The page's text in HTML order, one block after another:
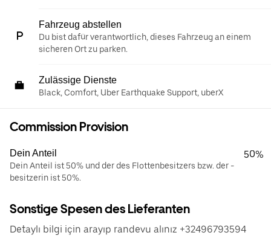
Fahrzeug abstellen
Du bist dafür verantwortlich, dieses Fahrzeug an einem
sicheren Ort zu parken.
Zulässige Dienste
Black, Comfort, Uber Earthquake Support, uberX
Commission Provision
Dein Anteil
Dein Anteil ist 50% und der des Flottenbesitzers bzw. der -
besitzerin ist 50%.
50%
Sonstige Spesen des Lieferanten
Detaylı bilgi için arayıp randevu alınız +32496793594